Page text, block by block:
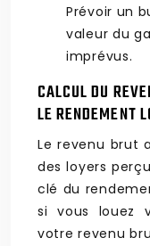
Prévoir un
valeur du
imprévus.
CALCUL DU
LE RENDEMENT
Le revenu brut
des loyers
clé du
si vous louez
votre revenu